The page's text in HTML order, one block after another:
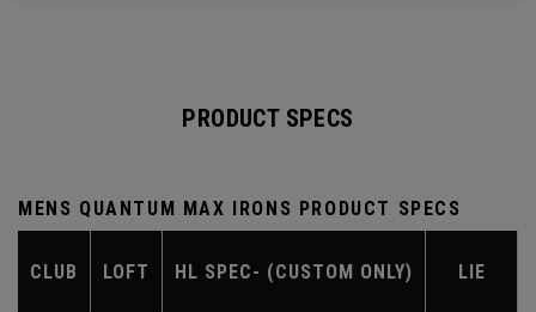
PRODUCT SPECS
MENS QUANTUM MAX IRONS PRODUCT SPECS
CLUB LOFT HL SPEC- (CUSTOM ONLY) LIE